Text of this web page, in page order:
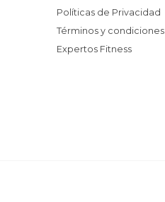
Políticas de Privacidad
Términos y condiciones
Expertos Fitness